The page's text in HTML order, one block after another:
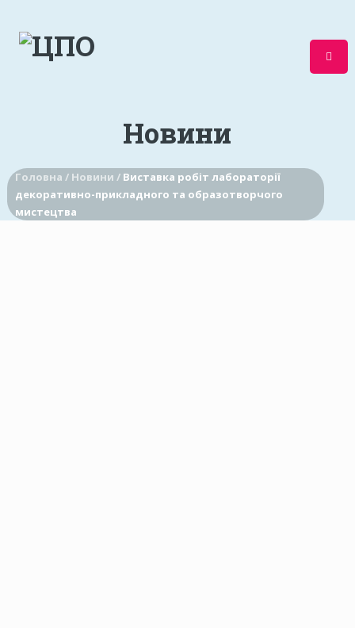
Новини
Головна / Новини / Виставка робіт лабораторії
декоративно-прикладного та образотворчого
мистецтва